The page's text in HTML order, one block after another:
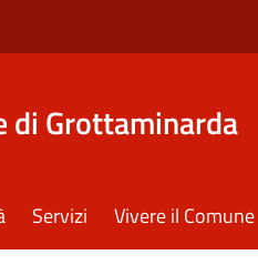
di Grottaminarda
Servizi Vivere il Comune